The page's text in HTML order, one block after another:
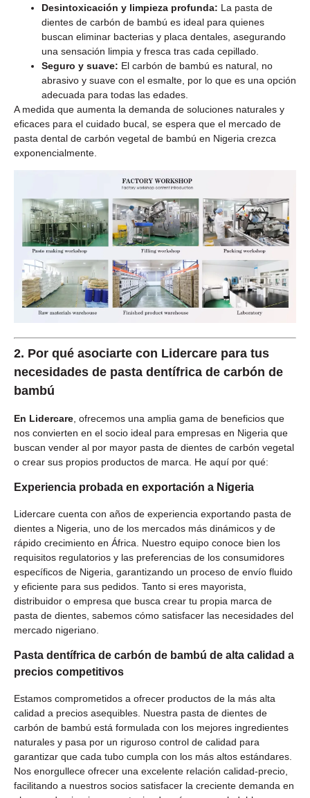
Desintoxicación y limpieza profunda: La pasta de
dientes de carbón de bambú es ideal para quienes
buscan eliminar bacterias y placa dentales, asegurando
una sensación limpia y fresca tras cada cepillado.
Seguro y suave: El carbón de bambú es natural, no
abrasivo y suave con el esmalte, por lo que es una opción
adecuada para todas las edades.
A medida que aumenta la demanda de soluciones naturales y
eficaces para el cuidado bucal, se espera que el mercado de
pasta dental de carbón vegetal de bambú en Nigeria crezca
exponencialmente.
2. Por qué asociarte con Lidercare para tus
necesidades de pasta dentífrica de carbón de
bambú
En Lidercare , ofrecemos una amplia gama de beneficios que
nos convierten en el socio ideal para empresas en Nigeria que
buscan vender al por mayor pasta de dientes de carbón vegetal
o crear sus propios productos de marca. He aquí por qué:
Experiencia probada en exportación a Nigeria
Lidercare cuenta con años de experiencia exportando pasta de
dientes a Nigeria, uno de los mercados más dinámicos y de
rápido crecimiento en África. Nuestro equipo conoce bien los
requisitos regulatorios y las preferencias de los consumidores
específicos de Nigeria, garantizando un proceso de envío fluido
y eficiente para sus pedidos. Tanto si eres mayorista,
distribuidor o empresa que busca crear tu propia marca de
pasta de dientes, sabemos cómo satisfacer las necesidades del
mercado nigeriano.
Pasta dentífrica de carbón de bambú de alta calidad a
precios competitivos
Estamos comprometidos a ofrecer productos de la más alta
calidad a precios asequibles. Nuestra pasta de dientes de
carbón de bambú está formulada con los mejores ingredientes
naturales y pasa por un riguroso control de calidad para
garantizar que cada tubo cumpla con los más altos estándares.
Nos enorgullece ofrecer una excelente relación calidad-precio,
facilitando a nuestros socios satisfacer la creciente demanda en